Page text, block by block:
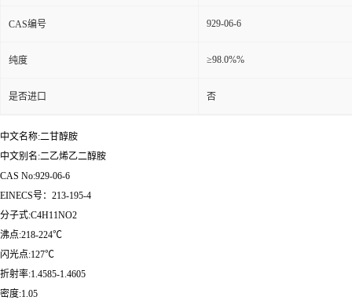
CAS编号 929-06-6
纯度 ≥98.0%%
是否进口 否
中文名称:二甘醇胺
中文别名:二乙烯乙二醇胺
CAS No:929-06-6
EINECS号：213-195-4
分子式:C4H11NO2
沸点:218-224℃
闪光点:127℃
折射率:1.4585-1.4605
密度:1.05